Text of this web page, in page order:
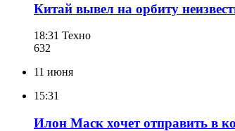
Китай вывел на орбиту
18:31 Техно
632
11 июня
15:31
Илон Маск хочет отправить в